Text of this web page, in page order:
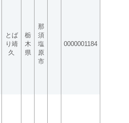
とば
り靖
久
栃
木
県
那
須
塩
原
市
0000001184